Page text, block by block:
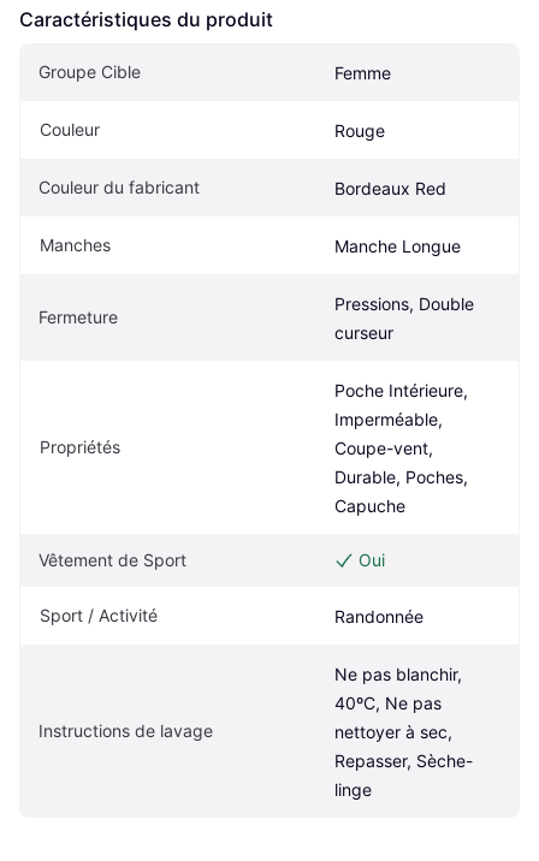
Caractéristiques du produit
Groupe Cible Femme
Couleur Rouge
Couleur du fabricant Bordeaux Red
Manches Manche Longue
Fermeture
Pressions, Double
curseur
Propriétés
Poche Intérieure,
Imperméable,
Coupe-vent,
Durable, Poches,
Capuche
Vêtement de Sport Oui
Sport / Activité Randonnée
Instructions de lavage
Ne pas blanchir,
40ºC, Ne pas
nettoyer à sec,
Repasser, Sèche-
linge